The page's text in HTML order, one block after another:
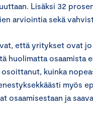
Lisäksi 32
arviointia sekä
että yritykset ovat
huolimatta osaamista
kuinka
myös
osaamisestaan ja